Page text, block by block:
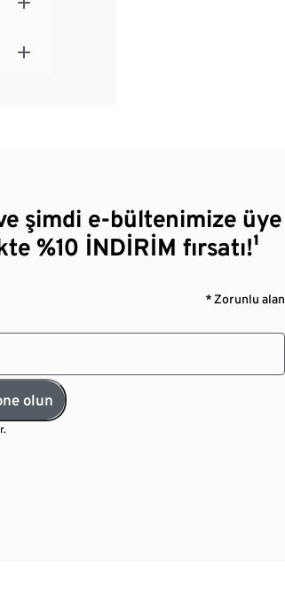
şimdi e-bültenimize üye
%10 İNDİRİM fırsatı!¹
* Zorunlu alan
olun